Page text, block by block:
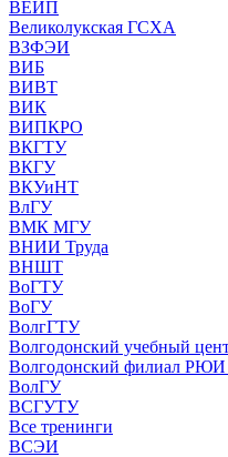
ВЕИП
Великолукская ГСХА
ВЗФЭИ
ВИБ
ВИВТ
ВИК
ВИПКРО
ВКГТУ
ВКГУ
ВКУиНТ
ВлГУ
ВМК МГУ
ВНИИ Труда
ВНШТ
ВоГТУ
ВоГУ
ВолгГТУ
Волгодонский учебный
Волгодонский филиал
ВолГУ
ВСГУТУ
Все тренинги
ВСЭИ